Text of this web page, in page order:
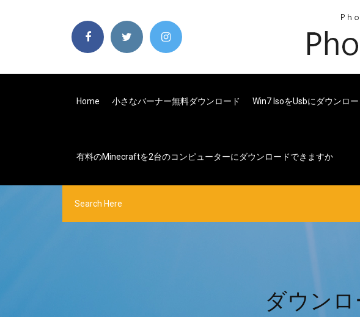
Home 小さなバーナー無料ダウンロード Win7 Isoをusbにダウンロー
有料のMinecraftを2台のコンピューターにダウンロードできますか
ダウンロ